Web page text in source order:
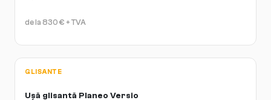
de la 830 € + TVA
GLISANTE
Ușă glisantă Planeo Versio